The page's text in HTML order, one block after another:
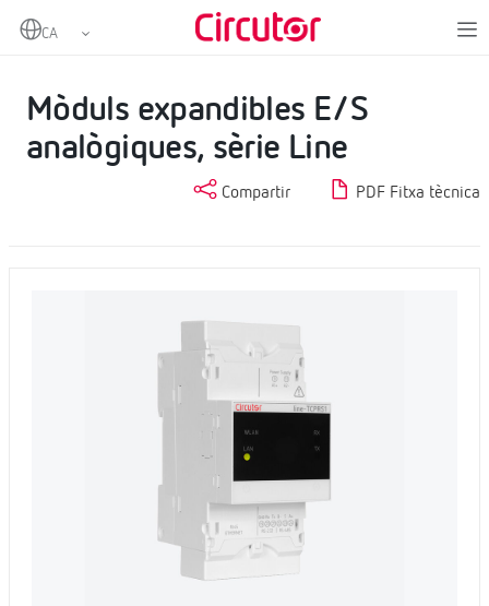
Home
Datalogger EMS i Embeguts SCADA
Mòduls expandibles E/S
analògiques, sèrie Line
Compartir PDF Fitxa tècnica